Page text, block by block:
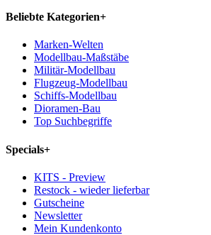
Beliebte Kategorien+
Marken-Welten
Modellbau-Maßstäbe
Militär-Modellbau
Flugzeug-Modellbau
Schiffs-Modellbau
Dioramen-Bau
Top Suchbegriffe
Specials+
KITS - Preview
Restock - wieder lieferbar
Gutscheine
Newsletter
Mein Kundenkonto